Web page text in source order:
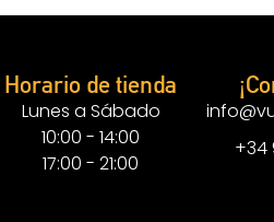
Horario de tienda
Lunes a Sábado
10:00 - 14:00
17:00 - 21:00
+34